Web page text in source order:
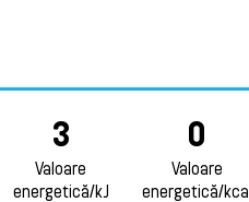
3
Valoare
energetică/kJ
0
Valoare
energetică/kcal